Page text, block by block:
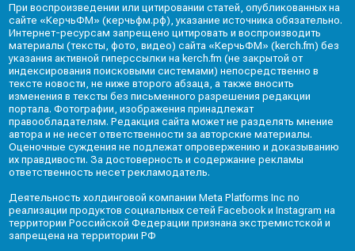
При воспроизведении или цитировании статей, опубликованных на
сайте «КерчьФМ» (керчьфм.рф), указание источника обязательно.
Интернет-ресурсам запрещено цитировать и воспроизводить
материалы (тексты, фото, видео) сайта «КерчьФМ» (kerch.fm) без
указания активной гиперссылки на kerch.fm (не закрытой от
индексирования поисковыми системами) непосредственно в
тексте новости, не ниже второго абзаца, а также вносить
изменения в тексты без письменного разрешения редакции
портала. Фотографии, изображения принадлежат
правообладателям. Редакция сайта может не разделять мнение
автора и не несет ответственности за авторские материалы.
Оценочные суждения не подлежат опровержению и доказыванию
их правдивости. За достоверность и содержание рекламы
ответственность несет рекламодатель.
Деятельность холдинговой компании Meta Platforms Inc по
реализации продуктов социальных сетей Facebook и Instagram на
территории Российской Федерации признана экстремистской и
запрещена на территории РФ